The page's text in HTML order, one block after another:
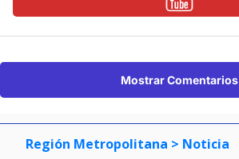
Mostrar Comentarios
Región Metropolitana > Noticia